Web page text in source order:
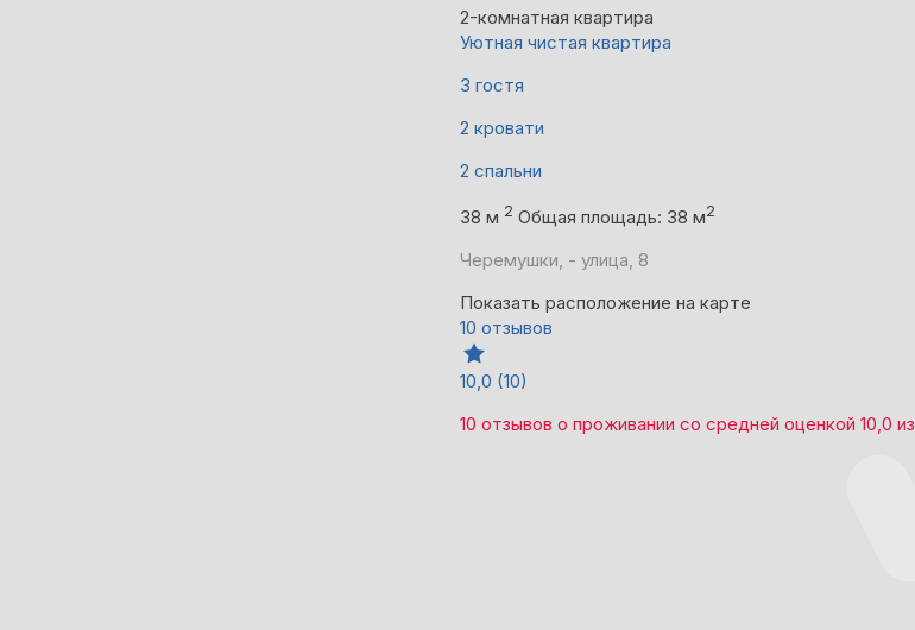
2-комнатная квартира
Уютная чистая квартира
3 гостя
2 кровати
2 спальни
38 м 2 Общая площадь: 38 м2
Черемушки, - улица, 8
Показать расположение на карте
10 отзывов
10,0 (10)
10 отзывов о проживании со средней оценкой 10,0 из